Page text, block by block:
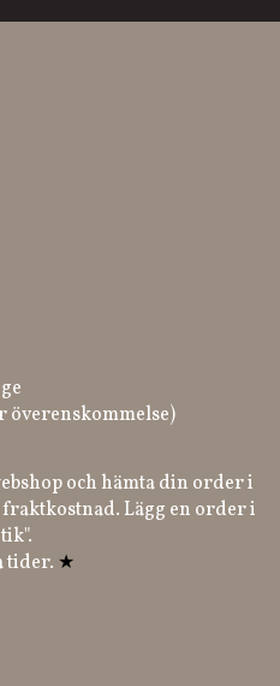
överenskommelse)
och hämta din order i
Lägg en order i
tider. ★